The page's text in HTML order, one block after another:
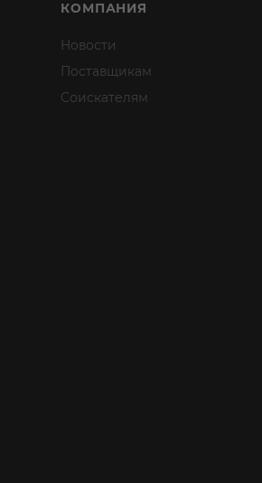
КОМПАНИЯ
Новости
Поставщикам
Соискателям